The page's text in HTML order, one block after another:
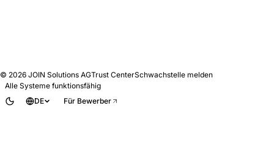
© 2026 JOIN Solutions AGTrust CenterSchwachstelle melden
Alle Systeme funktionsfähig
DE
Für Bewerber